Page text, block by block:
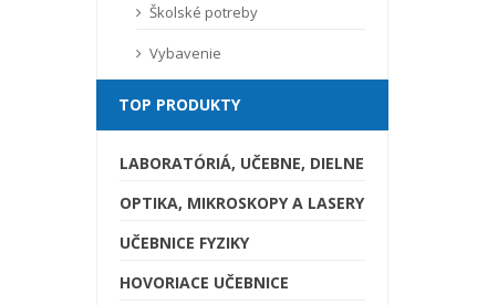
Školské potreby
Vybavenie
TOP PRODUKTY
LABORATÓRIÁ, UČEBNE, DIELNE
OPTIKA, MIKROSKOPY A LASERY
UČEBNICE FYZIKY
HOVORIACE UČEBNICE